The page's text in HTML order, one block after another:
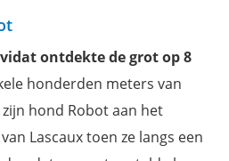
buurt van Lascaux
Lascaux IV
onze reisgids Dordogne
ontdekte de grot op 8
honderden meters van
hond Robot aan het
Lascaux toen ze langs een